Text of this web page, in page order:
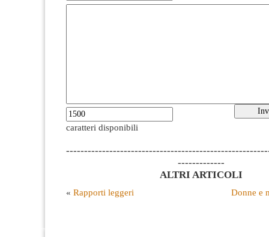
caratteri disponibili
-------------
ALTRI ARTICOLI
« Rapporti leggeri Donne e